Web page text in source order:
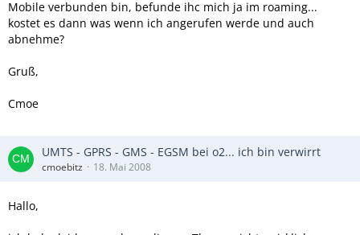
Mobile verbunden bin, befunde ihc mich ja im roaming...
kostet es dann was wenn ich angerufen werde und auch
abnehme?
Gruß,
Cmoe
UMTS - GPRS - GMS - EGSM bei o2... ich bin verwirrt
cmoebitz 18. Mai 2008
Hallo,